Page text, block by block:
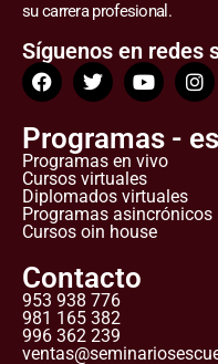
su carrera profesional.
Síguenos en redes
Programas -
Programas en vivo
Cursos virtuales
Diplomados virtuales
Programas asincrónicos
Cursos oin house
Contacto
953 938 776
981 165 382
996 362 239